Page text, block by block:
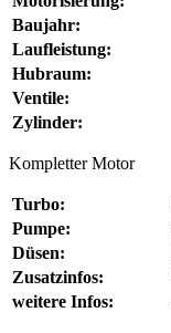
Baujahr:
Laufleistung:
Hubraum:
Ventile:
Zylinder:
Kompletter Motor
Turbo:
Pumpe:
Düsen:
Zusatzinfos:
weitere Infos: